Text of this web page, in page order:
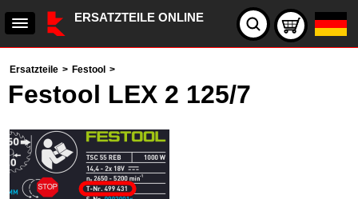
ERSATZTEILE ONLINE
Ersatzteile > Festool >
Festool LEX 2 125/7